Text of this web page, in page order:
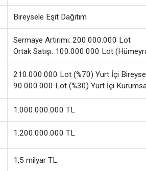
Bireysele Eşit Dağıtım
Sermaye Artırımı: 200.000.000 Lot
Ortak Satışı: 100.000.000 Lot
210.000.000 Lot (%70) Yurt İçi Bireysel
90.000.000 Lot (%30) Yurt İçi Kurumsal
1.000.000.000 TL
1.200.000.000 TL
1,5 milyar TL